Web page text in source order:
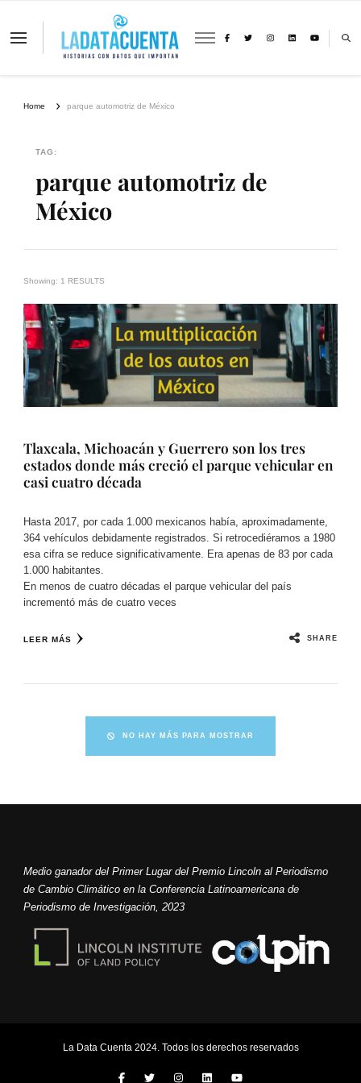
La Data Cuenta es una plataforma
Home parque automotriz de México
TAG:
parque automotriz de
México
Showing: 1 RESULTS
Tlaxcala, Michoacán y Guerrero son los tres
estados donde más creció el parque vehicular en
casi cuatro década
Hasta 2017, por cada 1.000 mexicanos había, aproximadamente,
364 vehículos debidamente registrados. Si retrocediéramos a 1980
esa cifra se reduce significativamente. Era apenas de 83 por cada
1.000 habitantes.
En menos de cuatro décadas el parque vehicular del país
incrementó más de cuatro veces
LEER MÁS SHARE
NO HAY MÁS PARA MOSTRAR
Medio ganador del Primer Lugar del Premio Lincoln al Periodismo
de Cambio Climático en la Conferencia Latinoamericana de
Periodismo de Investigación, 2023
La Data Cuenta 2024. Todos los derechos reservados